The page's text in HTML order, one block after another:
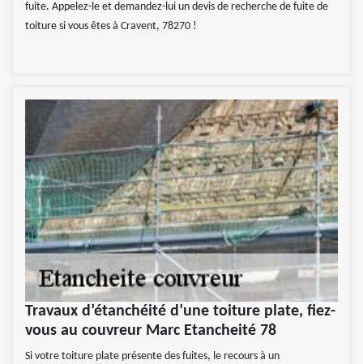
fuite. Appelez-le et demandez-lui un devis de recherche de fuite de
toiture si vous êtes à Cravent, 78270 !
Travaux d’étanchéité d’une toiture plate, fiez-
vous au couvreur Marc Etancheité 78
Si votre toiture plate présente des fuites, le recours à un